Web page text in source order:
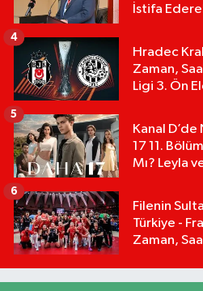
İstifa
Hradec
Zaman,
Ligi 3. Ön
4
Kanal D’de
17 11.
Mı? Leyla
5
Filenin
Türkiye -
Zaman,
6